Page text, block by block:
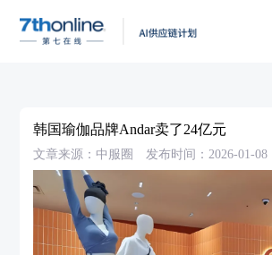
韩国瑜伽品牌Andar卖了24亿元
文章来源：中服圈 发布时间：2026-01-08